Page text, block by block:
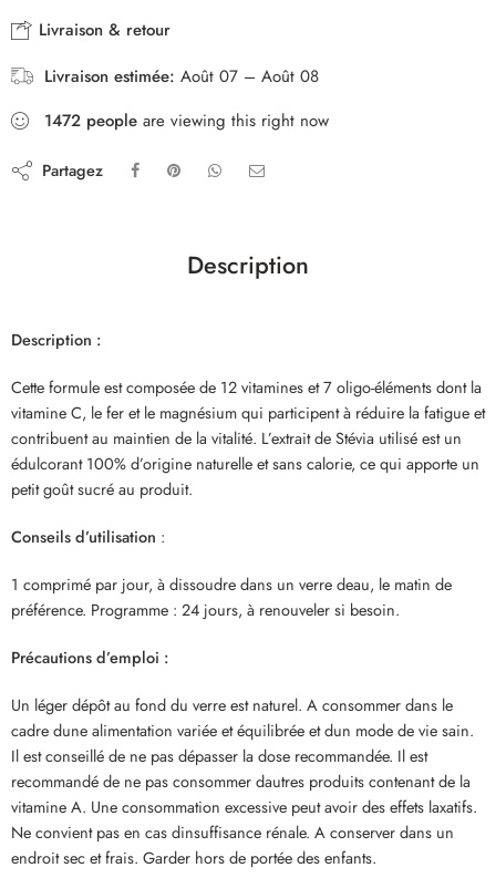
Livraison & retour
Livraison estimée: Août 07 – Août 08
1472 people are viewing this right now
Partagez
Description
Description :
Cette formule est composée de 12 vitamines et 7 oligo-éléments dont la
vitamine C, le fer et le magnésium qui participent à réduire la fatigue et
contribuent au maintien de la vitalité. L’extrait de Stévia utilisé est un
édulcorant 100% d’origine naturelle et sans calorie, ce qui apporte un
petit goût sucré au produit.
Conseils d’utilisation :
1 comprimé par jour, à dissoudre dans un verre deau, le matin de
préférence. Programme : 24 jours, à renouveler si besoin.
Précautions d’emploi :
Un léger dépôt au fond du verre est naturel. A consommer dans le
cadre dune alimentation variée et équilibrée et dun mode de vie sain.
Il est conseillé de ne pas dépasser la dose recommandée. Il est
recommandé de ne pas consommer dautres produits contenant de la
vitamine A. Une consommation excessive peut avoir des effets laxatifs.
Ne convient pas en cas dinsuffisance rénale. A conserver dans un
endroit sec et frais. Garder hors de portée des enfants.